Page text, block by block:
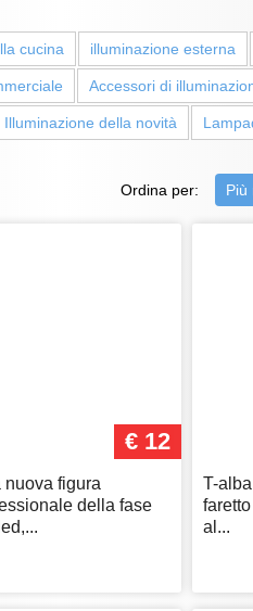
cucina illuminazione esterna
Accessori di
Illuminazione della novità
Ordina per: Più
€ 12
nuova figura
della fase
T-
al...